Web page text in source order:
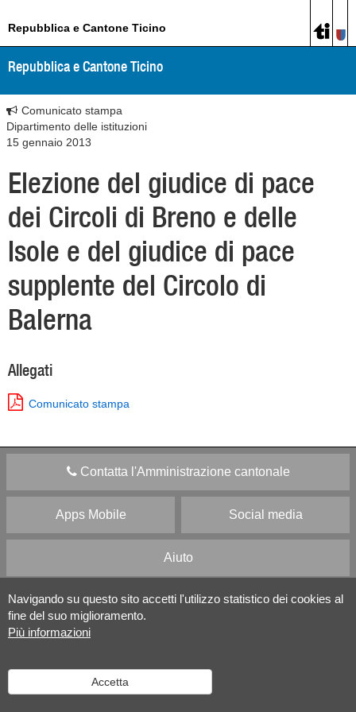
Navigando su questo sito accetti l'utilizzo statistico dei cookies al
fine del suo miglioramento.
Più informazioni
Accetta
Repubblica e Cantone Ticino
Repubblica e Cantone Ticino
Comunicato stampa
Dipartimento delle istituzioni
15 gennaio 2013
Elezione del giudice di pace
dei Circoli di Breno e delle
Isole e del giudice di pace
supplente del Circolo di
Balerna
Allegati
Comunicato stampa
Contatta l'Amministrazione cantonale
Apps Mobile Social media
Aiuto
Versione desktop | Informazioni legali